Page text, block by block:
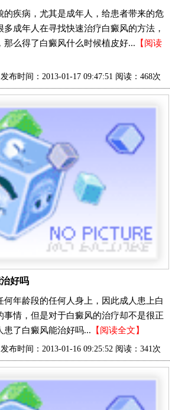
的疾病，尤其是成年人，给患者带来的危
成年人在寻找快速治疗白癜风的方法，
那么得了白癜风什么时候植皮好... 【阅读
发布时间：2013-01-17 09:47:51 阅读：468次
好吗
何年龄段的任何人身上，因此成人患上白
事情，但是对于白癜风的治疗却不是很正
患了白癜风能治好吗... 【阅读全文】
发布时间：2013-01-16 09:25:52 阅读：341次